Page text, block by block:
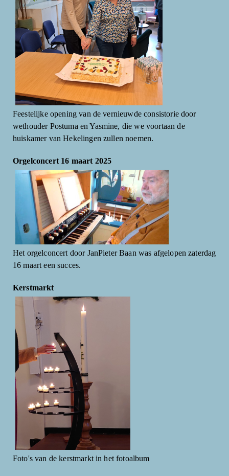
Feestelijke opening van de vernieuwde consistorie door
wethouder Postuma en Yasmine, die we voortaan de
huiskamer van Hekelingen zullen noemen.
Orgelconcert 16 maart 2025
Het orgelconcert door JanPieter Baan was afgelopen zaterdag
16 maart een succes.
Kerstmarkt
Foto's van de kerstmarkt in het fotoalbum